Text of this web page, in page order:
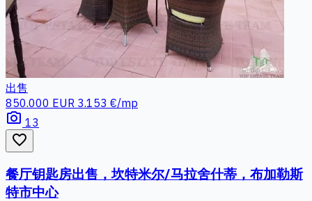
出售
850.000 EUR 3.153 €/mp
photo_camera 13
favorite_border
餐厅钥匙房出售，坎特米尔/马拉舍什蒂，布加勒斯
特市中心